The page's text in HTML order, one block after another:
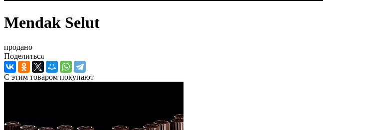
Mendak Selut
продано
Поделиться
С этим товаром покупают